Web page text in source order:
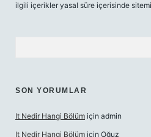
ilgili içerikler yasal süre içerisinde
SON YORUMLAR
It Nedir Hangi Bölüm için admin
It Nedir Hangi Bölüm için Oğuz